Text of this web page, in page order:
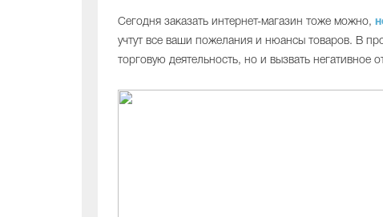
Сегодня заказать интернет-магазин тоже можно,
учтут все ваши пожелания и нюансы товаров. В
торговую деятельность, но и вызвать негативное